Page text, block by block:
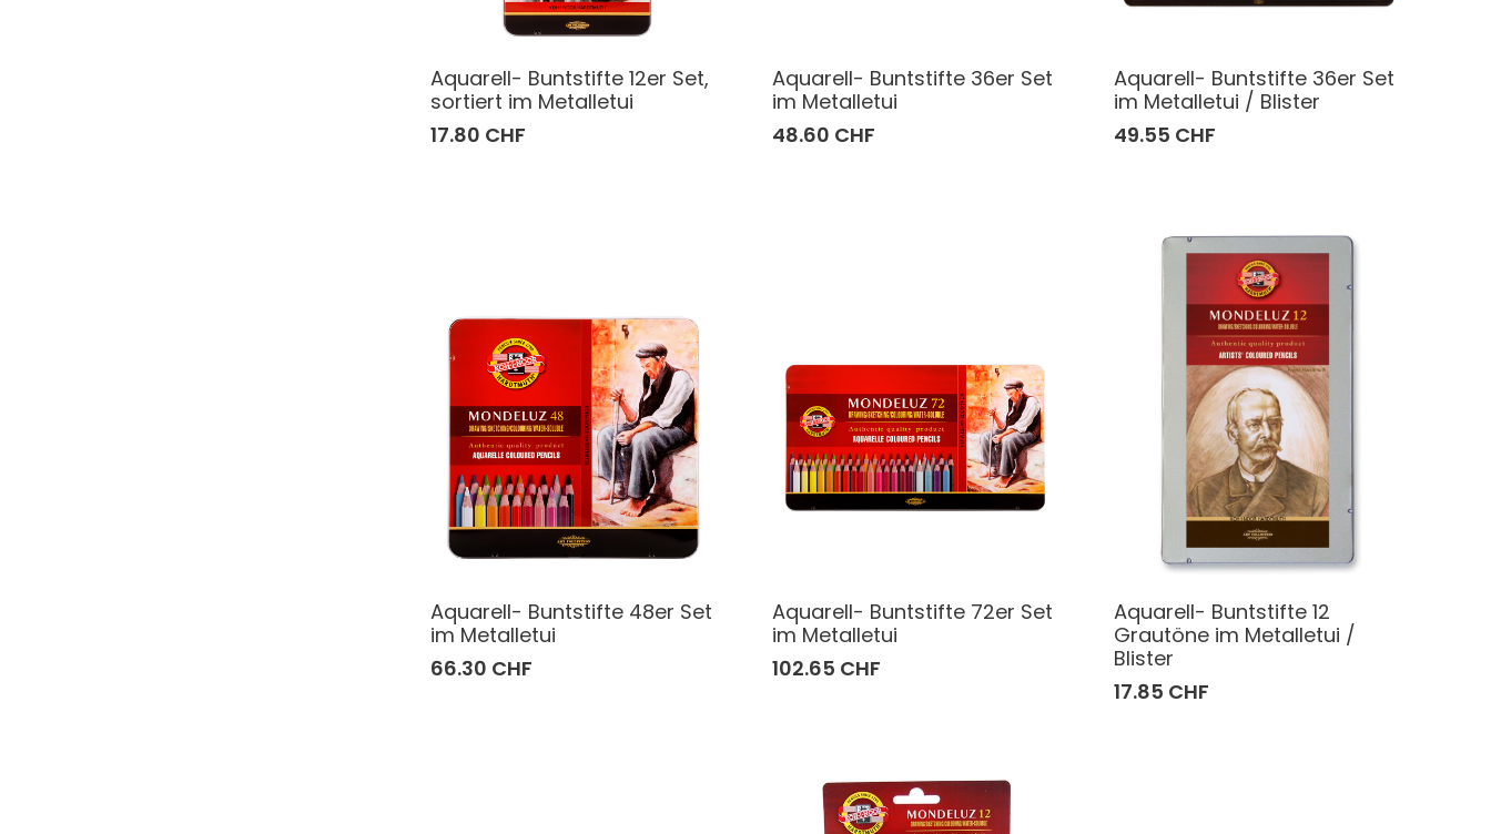
Aquarell- Buntstifte 12er Set,
sortiert im Metalletui
17.80 CHF
Aquarell- Buntstifte 36er Set
im Metalletui
48.60 CHF
Aquarell- Buntstifte 36er Set
im Metalletui / Blister
49.55 CHF
Aquarell- Buntstifte 48er Set
im Metalletui
66.30 CHF
Aquarell- Buntstifte 72er Set
im Metalletui
102.65 CHF
Aquarell- Buntstifte 12
Grautöne im Metalletui /
Blister
17.85 CHF